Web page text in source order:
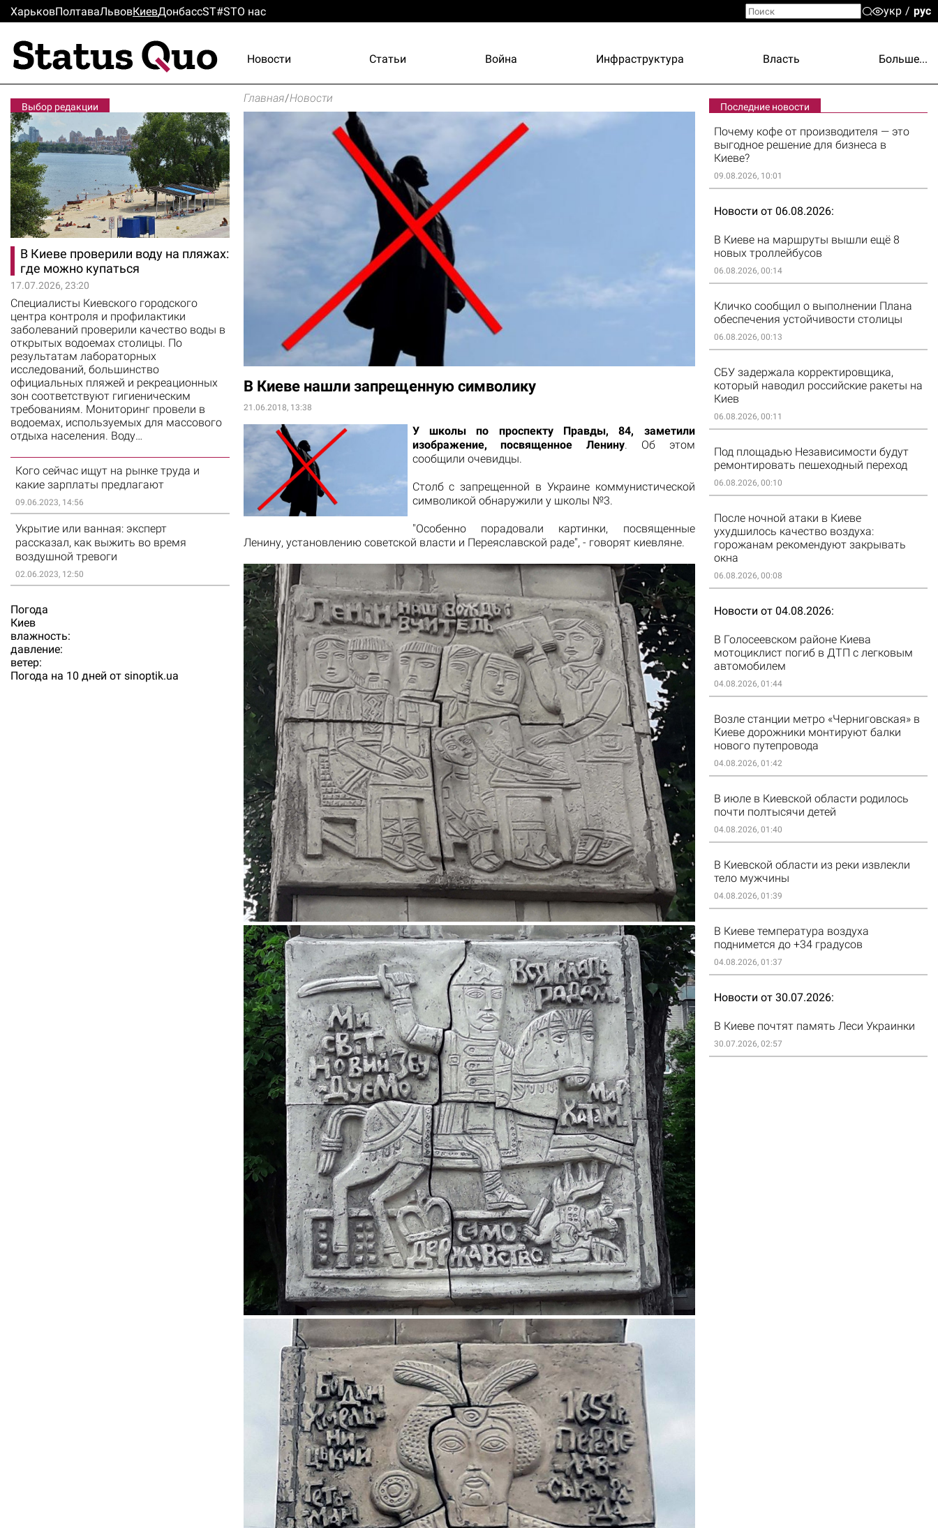
ХарьковПолтаваЛьвовКиевДонбассST#STО нас укр рус
Новости Статьи Война Инфраструктура Власть Больше...
Выбор редакции
В Киеве проверили воду на пляжах:
где можно купаться
17.07.2026, 23:20
Специалисты Киевского городского
центра контроля и профилактики
заболеваний проверили качество воды в
открытых водоемах столицы. По
результатам лабораторных
исследований, большинство
официальных пляжей и рекреационных
зон соответствуют гигиеническим
требованиям. Мониторинг провели в
водоемах, используемых для массового
отдыха населения. Воду…
Кого сейчас ищут на рынке труда и
какие зарплаты предлагают
09.06.2023, 14:56
Укрытие или ванная: эксперт
рассказал, как выжить во время
воздушной тревоги
02.06.2023, 12:50
Погода
Киев
влажность:
давление:
ветер:
Погода на 10 дней от sinoptik.ua
Главная/Новости
В Киеве нашли запрещенную символику
21.06.2018, 13:38
У школы по проспекту Правды, 84, заметили
изображение, посвященное Ленину. Об этом
сообщили очевидцы.
Столб с запрещенной в Украине коммунистической
символикой обнаружили у школы №3.
"Особенно порадовали картинки, посвященные
Ленину, установлению советской власти и Переяславской раде", - говорят киевляне.
Последние новости
Почему кофе от производителя — это
выгодное решение для бизнеса в
Киеве?
09.08.2026, 10:01
Новости от 06.08.2026
В Киеве на маршруты вышли ещё 8
новых троллейбусов
06.08.2026, 00:14
Кличко сообщил о выполнении Плана
обеспечения устойчивости столицы
06.08.2026, 00:13
СБУ задержала корректировщика,
который наводил российские ракеты на
Киев
06.08.2026, 00:11
Под площадью Независимости будут
ремонтировать пешеходный переход
06.08.2026, 00:10
После ночной атаки в Киеве
ухудшилось качество воздуха:
горожанам рекомендуют закрывать
окна
06.08.2026, 00:08
Новости от 04.08.2026
В Голосеевском районе Киева
мотоциклист погиб в ДТП с легковым
автомобилем
04.08.2026, 01:44
Возле станции метро «Черниговская» в
Киеве дорожники монтируют балки
нового путепровода
04.08.2026, 01:42
В июле в Киевской области родилось
почти полтысячи детей
04.08.2026, 01:40
В Киевской области из реки извлекли
тело мужчины
04.08.2026, 01:39
В Киеве температура воздуха
поднимется до +34 градусов
04.08.2026, 01:37
Новости от 30.07.2026
В Киеве почтят память Леси Украинки
30.07.2026, 02:57